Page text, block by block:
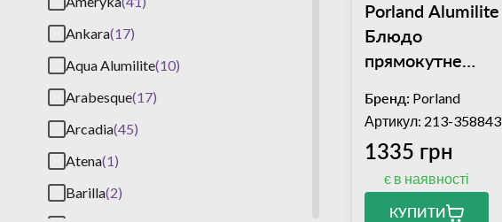
Ankara(17)
Aqua Alumilite(10)
Arabesque(17)
Arcadia(45)
Atena(1)
Barilla(2)
Porland Alumilite
Блюдо
прямокутне
(04ALM001015)
Бренд: Porland
Артикул: 213-358843
1335 грн
є в наявності
КУПИТИ